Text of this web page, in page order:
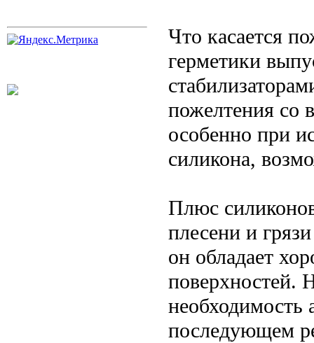
Что касается
герметики
пожелтения со
особенно при
силикона,
Плюс
плесени и
он обладает
поверхностей.
необходимость
последующем